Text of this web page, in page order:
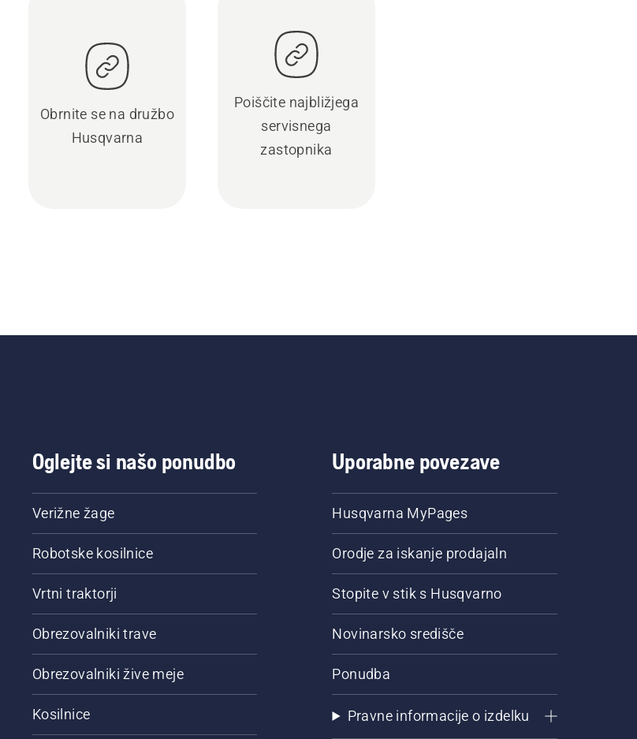
Obrnite se na družbo
Husqvarna
Poiščite najbližjega
servisnega
zastopnika
Oglejte si našo ponudbo
Verižne žage
Robotske kosilnice
Vrtni traktorji
Obrezovalniki trave
Obrezovalniki žive meje
Kosilnice
Uporabne povezave
Husqvarna MyPages
Orodje za iskanje prodajaln
Stopite v stik s Husqvarno
Novinarsko središče
Ponudba
Pravne informacije o izdelku